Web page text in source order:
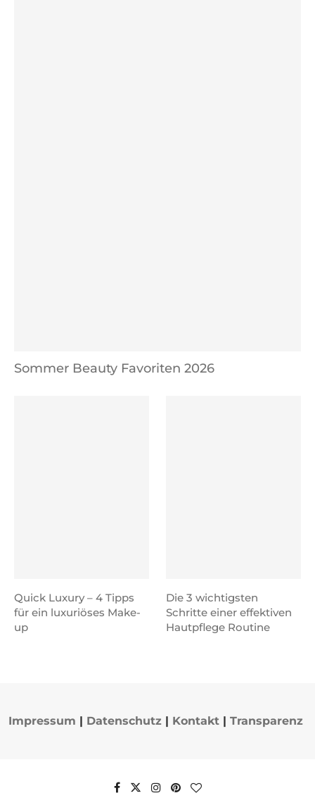
Sommer Beauty Favoriten 2026
Quick Luxury – 4 Tipps
für ein luxuriöses Make-
up
Die 3 wichtigsten
Schritte einer effektiven
Hautpflege Routine
Impressum | Datenschutz | Kontakt | Transparenz